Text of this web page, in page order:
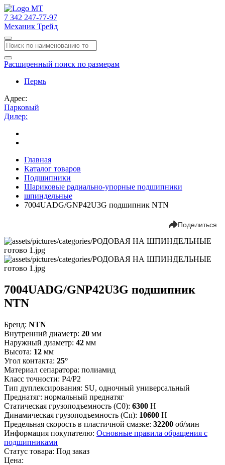
7 342 247-77-97
Механик Трейд
Расширенный поиск по размерам
Пермь
Адрес:
Парковый
Дилер:
Главная
Каталог товаров
Подшипники
Шариковые радиально-упорные подшипники
шпиндельные
7004UADG/GNP42U3G подшипник NTN
Поделиться
7004UADG/GNP42U3G подшипник
NTN
Бренд: NTN
Внутренний диаметр: 20 мм
Наружный диаметр: 42 мм
Высота: 12 мм
Угол контакта: 25°
Материал сепаратора: полиамид
Класс точности: P4/P2
Тип дуплексирования: SU, одночный универсальный
Преднатяг: нормальный преднатяг
Статическая грузоподъемность (C0): 6300 Н
Динамическая грузоподъемность (Cn): 10600 Н
Предельная скорость в пластичной смазке: 32200 об/мин
Информация покупателю: Основные правила обращения с
подшипниками
Статус товара: Под заказ
Цена: